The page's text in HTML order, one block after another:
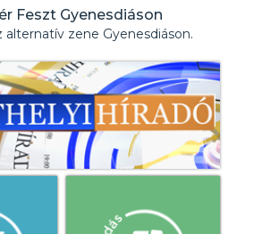
Feszt Gyenesdiáson
alternatív zene Gyenesdiáson.